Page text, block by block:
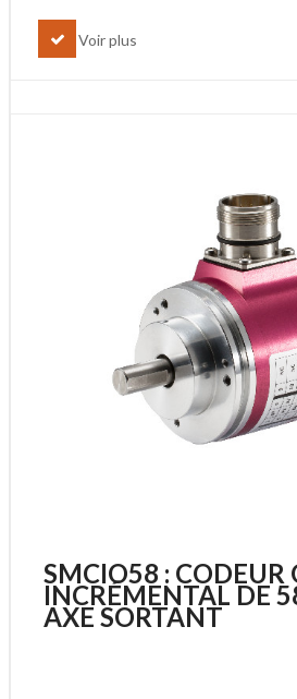
Voir plus
SMCIO58 : CODEUR
INCRÉMENTAL DE
AXE SORTANT